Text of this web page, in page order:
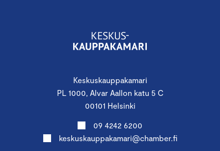
Keskuskauppakamari
PL 1000, Alvar Aallon katu 5 C
00101 Helsinki
09 4242 6200
keskuskauppakamari@chamber.fi